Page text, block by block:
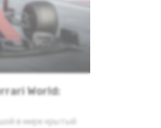
World:
в мире крытый